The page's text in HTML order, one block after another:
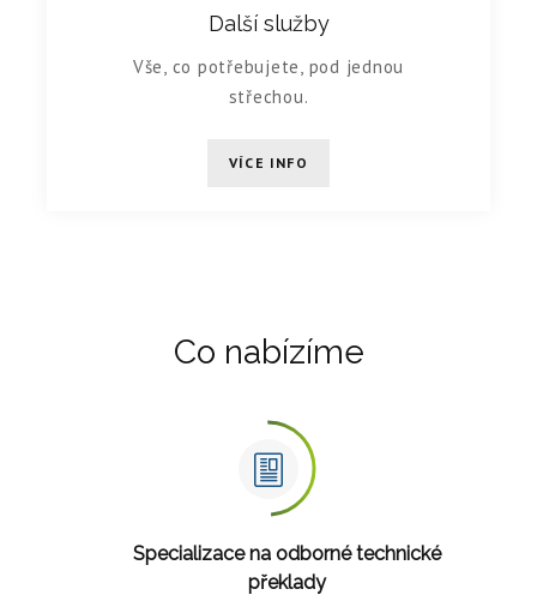
Další služby
Vše, co potřebujete, pod jednou
střechou.
VÍCE INFO
Co nabízíme
Specializace na odborné technické
překlady